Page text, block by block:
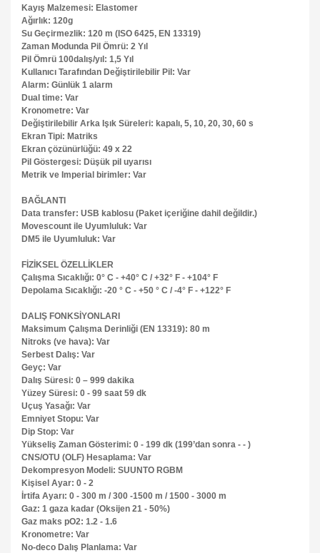
Kayış Malzemesi: Elastomer
Ağırlık: 120g
Su Geçirmezlik: 120 m (ISO 6425, EN 13319)
Zaman Modunda Pil Ömrü: 2 Yıl
Pil Ömrü 100dalış/yıl: 1,5 Yıl
Kullanıcı Tarafından Değiştirilebilir Pil: Var
Alarm: Günlük 1 alarm
Dual time: Var
Kronometre: Var
Değiştirilebilir Arka Işık Süreleri: kapalı, 5, 10, 20, 30, 60 s
Ekran Tipi: Matriks
Ekran çözünürlüğü: 49 x 22
Pil Göstergesi: Düşük pil uyarısı
Metrik ve Imperial birimler: Var
BAĞLANTI
Data transfer: USB kablosu (Paket içeriğine dahil değildir.)
Movescount ile Uyumluluk: Var
DM5 ile Uyumluluk: Var
FİZİKSEL ÖZELLİKLER
Çalışma Sıcaklığı: 0° C - +40° C / +32° F - +104° F
Depolama Sıcaklığı: -20 ° C - +50 ° C / -4° F - +122° F
DALIŞ FONKSİYONLARI
Maksimum Çalışma Derinliği (EN 13319): 80 m
Nitroks (ve hava): Var
Serbest Dalış: Var
Geyç: Var
Dalış Süresi: 0 – 999 dakika
Yüzey Süresi: 0 - 99 saat 59 dk
Uçuş Yasağı: Var
Emniyet Stopu: Var
Dip Stop: Var
Yükseliş Zaman Gösterimi: 0 - 199 dk (199’dan sonra - - )
CNS/OTU (OLF) Hesaplama: Var
Dekompresyon Modeli: SUUNTO RGBM
Kişisel Ayar: 0 - 2
İrtifa Ayarı: 0 - 300 m / 300 -1500 m / 1500 - 3000 m
Gaz: 1 gaza kadar (Oksijen 21 - 50%)
Gaz maks pO2: 1.2 - 1.6
Kronometre: Var
No-deco Dalış Planlama: Var